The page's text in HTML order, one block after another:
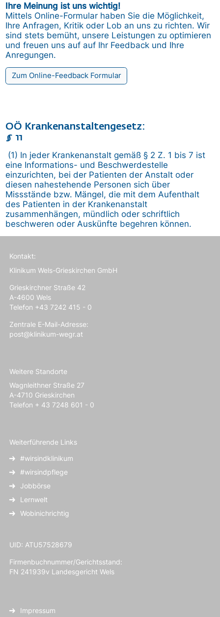
Ihre Meinung ist uns wichtig!
Mittels Online-Formular haben Sie die Möglichkeit,
Ihre Anfragen, Kritik oder Lob an uns zu richten. Wir
sind stets bemüht, unsere Leistungen zu optimieren
und freuen uns auf auf Ihr Feedback und Ihre
Anregungen.
Zum Online-Feedback Formular
OÖ Kranken­anstaltengesetz:
§ 11
(1) In jeder Krankenanstalt gemäß § 2 Z. 1 bis 7 ist
eine Informations- und Beschwerdestelle
einzurichten, bei der Patienten der Anstalt oder
diesen nahestehende Personen sich über
Missstände bzw. Mängel, die mit dem Aufenthalt
des Patienten in der Krankenanstalt
zusammenhängen, mündlich oder schriftlich
beschweren oder Auskünfte begehren können.
Kontakt:
Klinikum Wels-Grieskirchen GmbH
Grieskirchner Straße 42
A-4600 Wels
Telefon +43 7242 415 - 0
Zentrale E-Mail-Adresse:
post@klinikum-wegr.at
Weitere Standorte
Wagnleithner Straße 27
A-4710 Grieskirchen
Telefon + 43 7248 601 - 0
Weiterführende Links
#wirsindklinikum
#wirsindpflege
Jobbörse
Lernwelt
Wobinichrichtig
UID: ATU57528679
Firmenbuchnummer/Gerichtsstand:
FN 241939v Landesgericht Wels
Impressum